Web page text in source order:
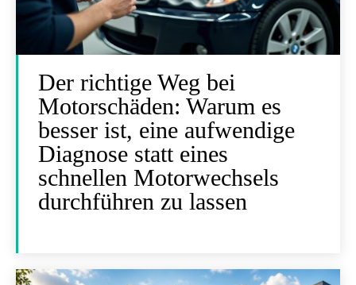
Der richtige Weg bei
Motorschäden: Warum es
besser ist, eine aufwendige
Diagnose statt eines
schnellen Motorwechsels
durchführen zu lassen